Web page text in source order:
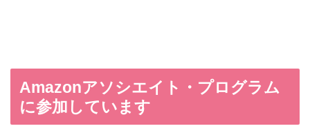
Amazonアソシエイト・プログラム
に参加しています